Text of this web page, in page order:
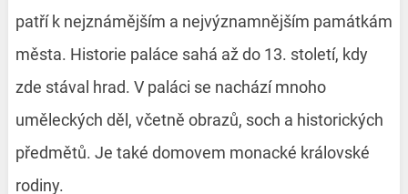
patří k nejznámějším a nejvýznamnějším památkám
města. Historie paláce sahá až do 13. století, kdy
zde stával hrad. V paláci se nachází mnoho
uměleckých děl, včetně obrazů, soch a historických
předmětů. Je také domovem monacké královské
rodiny.